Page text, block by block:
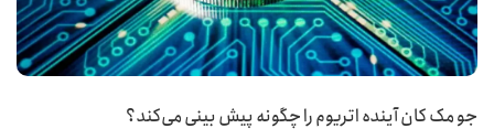
جو مک کان آینده اتریوم را چگونه پیش بینی می‌کند؟